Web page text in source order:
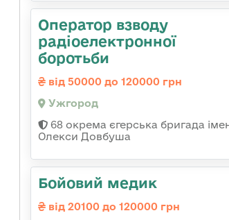
Оператор взводу
радіоелектронної
боротьби
від 50000 до 120000 грн
Ужгород
68 окрема єгерська бригада
Олекси Довбуша
Бойовий медик
від 20100 до 120000 грн